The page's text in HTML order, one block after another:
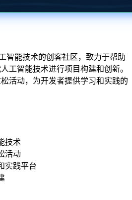
智能技术的创客社区，致力于帮助
工智能技术进行项目构建和创新。
活动，为开发者提供学习和实践的
技术
活动
实践平台